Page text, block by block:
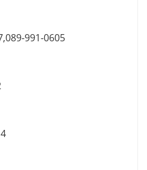
991-0605